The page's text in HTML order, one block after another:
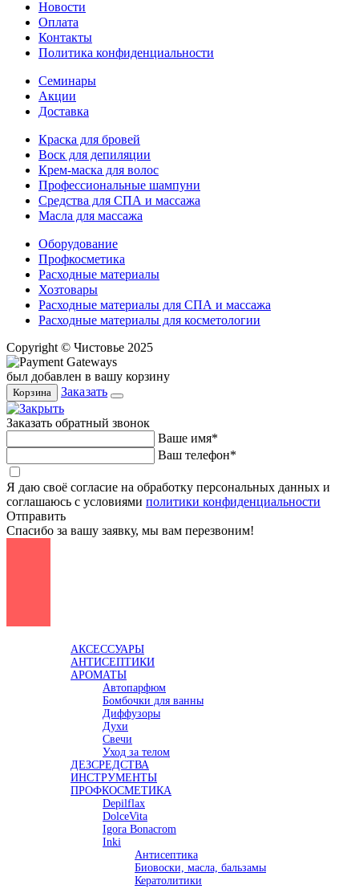
Новости
Оплата
Контакты
Политика конфиденциальности
Семинары
Акции
Доставка
Краска для бровей
Воск для депиляции
Крем-маска для волос
Профессиональные шампуни
Средства для СПА и массажа
Масла для массажа
Оборудование
Профкосметика
Расходные материалы
Хозтовары
Расходные материалы для СПА и массажа
Расходные материалы для косметологии
Copyright © Чистовье 2025
был добавлен в вашу корзину
Корзина Заказать
Заказать обратный звонок
Ваше имя*
Ваш телефон*
Я даю своё согласие на обработку персональных данных и
соглашаюсь с условиями политики конфиденциальности
Отправить
Спасибо за вашу заявку, мы вам перезвоним!
АКСЕССУАРЫ
АНТИСЕПТИКИ
АРОМАТЫ
Автопарфюм
Бомбочки для ванны
Диффузоры
Духи
Свечи
Уход за телом
ДЕЗСРЕДСТВА
ИНСТРУМЕНТЫ
ПРОФКОСМЕТИКА
Depilflax
DolceVita
Igora Bonacrom
Inki
Антисептика
Биовоски, масла, бальзамы
Кератолитики